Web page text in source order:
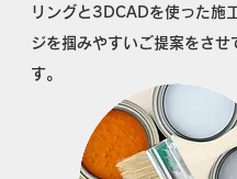
リングと3DCADを使った施
ジを掴みやすいご提案をさせ
す。